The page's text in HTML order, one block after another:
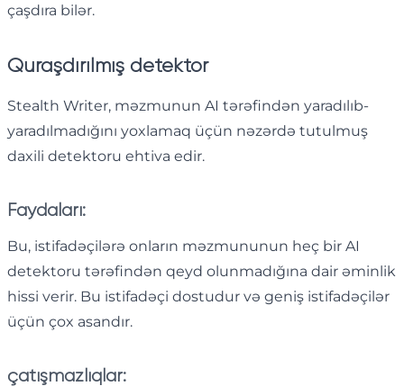
çaşdıra bilər.
Quraşdırılmış detektor
Stealth Writer, məzmunun AI tərəfindən yaradılıb-
yaradılmadığını yoxlamaq üçün nəzərdə tutulmuş
daxili detektoru ehtiva edir.
Faydaları:
Bu, istifadəçilərə onların məzmununun heç bir AI
detektoru tərəfindən qeyd olunmadığına dair əminlik
hissi verir. Bu istifadəçi dostudur və geniş istifadəçilər
üçün çox asandır.
çatışmazlıqlar: